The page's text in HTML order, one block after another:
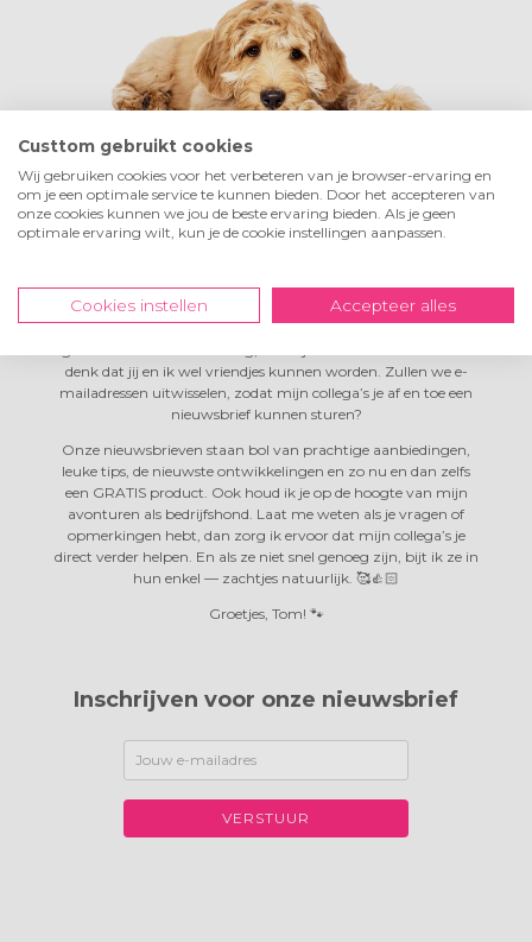
Hoi! Ik ben Tom,de bedrijfshond!
Ik heb een heerlijk leven bij Custtom! Ik lig de hele dag in de
relaxmodus, ik maak in de pauze lange wandelingen en
geregeld gooien mijn collega’s een balletje met mij. Het leven is
denk dat jij en ik wel vriendjes kunnen worden. Zullen we e-
mailadressen uitwisselen, zodat mijn collega’s je af en toe een
nieuwsbrief kunnen sturen?
Onze nieuwsbrieven staan bol van prachtige aanbiedingen,
leuke tips, de nieuwste ontwikkelingen en zo nu en dan zelfs
een GRATIS product. Ook houd ik je op de hoogte van mijn
avonturen als bedrijfshond. Laat me weten als je vragen of
opmerkingen hebt, dan zorg ik ervoor dat mijn collega’s je
direct verder helpen. En als ze niet snel genoeg zijn, bijt ik ze in
hun enkel — zachtjes natuurlijk. 🥰👍🏻
Groetjes, Tom! 🐾
Inschrijven voor onze nieuwsbrief
VERSTUUR
Custtom gebruikt cookies
Wij gebruiken cookies voor het verbeteren van je browser-ervaring en
om je een optimale service te kunnen bieden. Door het accepteren van
onze cookies kunnen we jou de beste ervaring bieden. Als je geen
optimale ervaring wilt, kun je de cookie instellingen aanpassen.
Cookies instellen Accepteer alles